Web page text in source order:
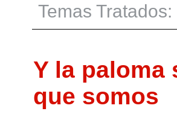
Temas Tratados:
Y la paloma
que somos